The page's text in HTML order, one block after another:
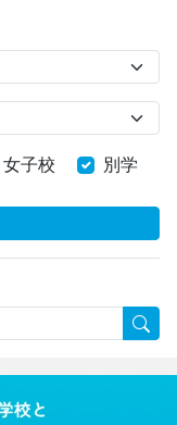
女子校 別学